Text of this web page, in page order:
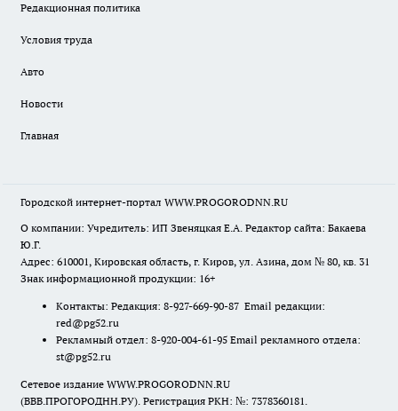
Редакционная политика
Условия труда
Авто
Новости
Главная
Городской интернет-портал WWW.PROGORODNN.RU
О компании: Учредитель: ИП Звеняцкая Е.А. Редактор сайта: Бакаева
Ю.Г.
Адрес: 610001, Кировская область, г. Киров, ул. Азина, дом № 80, кв. 31
Знак информационной продукции: 16+
Контакты: Редакция: 8-927-669-90-87 Email редакции:
red@pg52.ru
Рекламный отдел: 8-920-004-61-95 Email рекламного отдела:
st@pg52.ru
Сетевое издание WWW.PROGORODNN.RU
(ВВВ.ПРОГОРОДНН.РУ). Регистрация РКН: №: 7378360181.